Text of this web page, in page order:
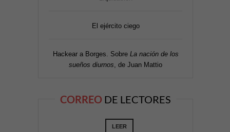
El ejército ciego
Hackear a Borges. Sobre La nación de los
sueños diurnos , de Juan Mattio
CORREO DE LECTORES
LEER